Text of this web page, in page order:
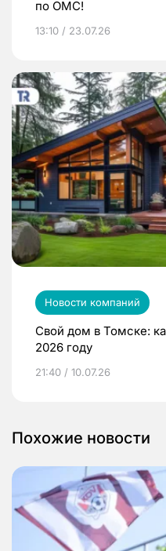
по ОМС!
13:10 / 23.07.26
Новости компаний
Свой дом в Томске:
2026 году
21:40 / 10.07.26
Похожие новости